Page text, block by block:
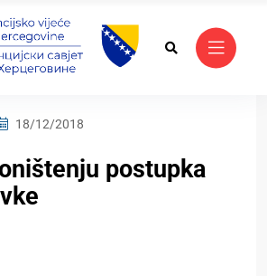
18/12/2018
postupka